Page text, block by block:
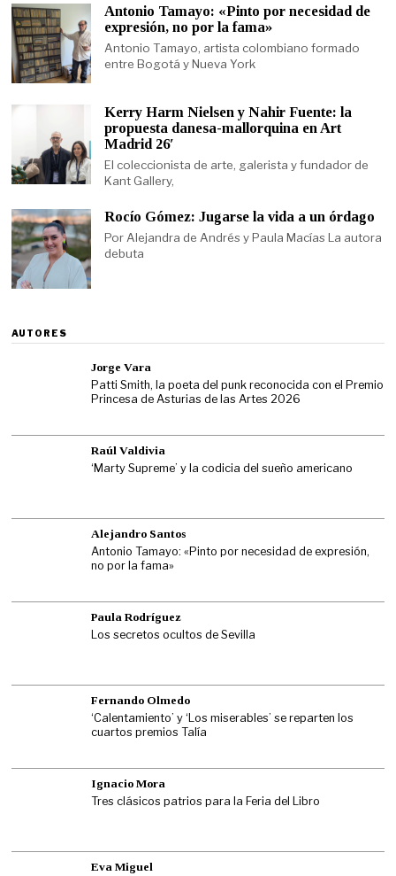
Antonio Tamayo: «Pinto por necesidad de
expresión, no por la fama»
Antonio Tamayo, artista colombiano formado
entre Bogotá y Nueva York
Kerry Harm Nielsen y Nahir Fuente: la
propuesta danesa-mallorquina en Art
Madrid 26′
El coleccionista de arte, galerista y fundador de
Kant Gallery,
Rocío Gómez: Jugarse la vida a un órdago
Por Alejandra de Andrés y Paula Macías La autora
debuta
AUTORES
Jorge Vara
Patti Smith, la poeta del punk reconocida con el Premio
Princesa de Asturias de las Artes 2026
Raúl Valdivia
‘Marty Supreme’ y la codicia del sueño americano
Alejandro Santos
Antonio Tamayo: «Pinto por necesidad de expresión,
no por la fama»
Paula Rodríguez
Los secretos ocultos de Sevilla
Fernando Olmedo
‘Calentamiento’ y ‘Los miserables’ se reparten los
cuartos premios Talía
Ignacio Mora
Tres clásicos patrios para la Feria del Libro
Eva Miguel